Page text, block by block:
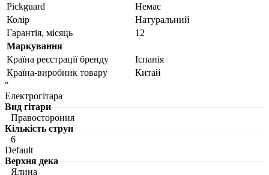
Pickguard
Немає
Колір
Натуральний
Гарантія, місяць
12
Маркування
Країна реєстрації бренду
Іспанія
Країна-виробник товару
Китай
"
Електрогітара
Вид гітари
Правостороння
Кількість струн
6
Default
Верхня дека
Ялина